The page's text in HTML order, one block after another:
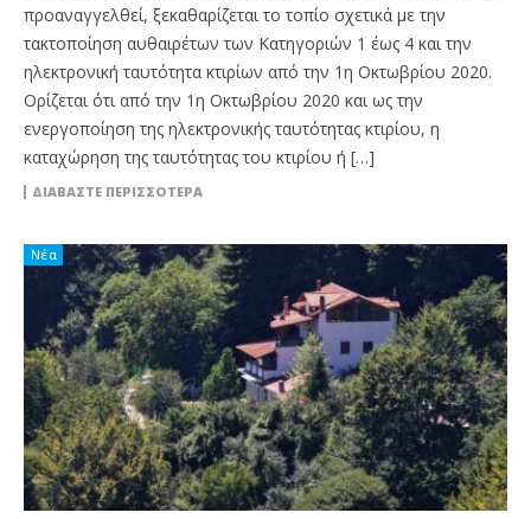
προαναγγελθεί, ξεκαθαρίζεται το τοπίο σχετικά με την
τακτοποίηση αυθαιρέτων των Κατηγοριών 1 έως 4 και την
ηλεκτρονική ταυτότητα κτιρίων από την 1η Οκτωβρίου 2020.
Ορίζεται ότι από την 1η Οκτωβρίου 2020 και ως την
ενεργοποίηση της ηλεκτρονικής ταυτότητας κτιρίου, η
καταχώρηση της ταυτότητας του κτιρίου ή […]
ΔΙΑΒΆΣΤΕ ΠΕΡΙΣΣΌΤΕΡΑ
Νέα